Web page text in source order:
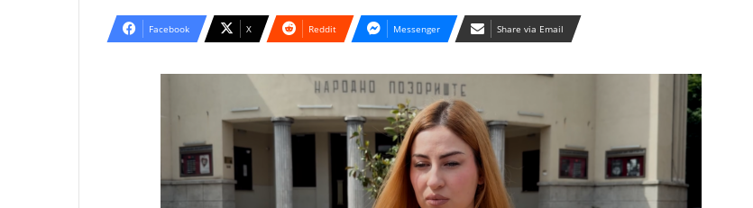
Facebook X Reddit Messenger Share via Email